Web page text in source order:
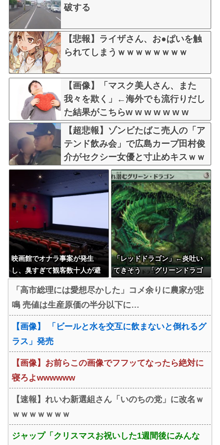
破する
【悲報】ライザさん、お●ぱいを触
られてしまうｗｗｗｗｗｗｗｗ
【画像】「マスク美人さん、また
我々を欺く」←海外でも流行りだし
た結果がこちらw w w w w w w
【超悲報】ゾンビたばこ売人の「ア
テンド飲み会」で広島カープ田村俊
介がセクシー女優と寸止めキスｗｗ
ｗ
映画館でオナラ事案が発生
し、臭すぎて観客数十人が避
「レッドドラゴン」←炎吐い
てきそう 「グリーンドラゴ
「高市総理には愛想尽かした」コメ余りに農家が悲
鳴 売値は生産原価の半分以下に…
【画像】 「ビールと水を交互に飲まないと倒れるグ
ラス」発売
【画像】お前らこの画像でフフッてなったら絶対に
寝ろよwwwwww
【速報】れいわ新選組さん「いのちの党」に改名ｗ
ｗｗｗｗｗｗｗ
ジャップ「クリスマスお祝いした1週間後にみんな